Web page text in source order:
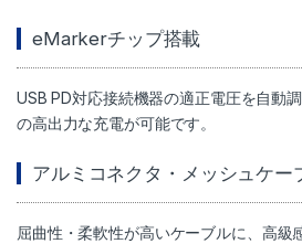
eMarkerチップ搭載
USB PD対応接続機器の適正電圧を自動
の高出力な充電が可能です。
アルミコネクタ・メッシュケー
屈曲性・柔軟性が高いケーブルに、高級